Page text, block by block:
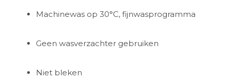
Machinewas op 30°C, fijnwasprogramma
Geen wasverzachter gebruiken
Niet bleken